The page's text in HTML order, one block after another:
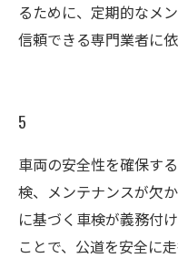
るために、定期的なメ
信頼できる専門業者に
5
車両の安全性を確保す
検、メンテナンスが欠
に基づく車検が義務付
ことで、公道を安全に